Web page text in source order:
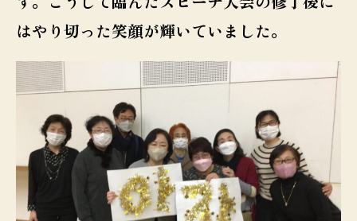
はやり切った笑顔が輝いていました。